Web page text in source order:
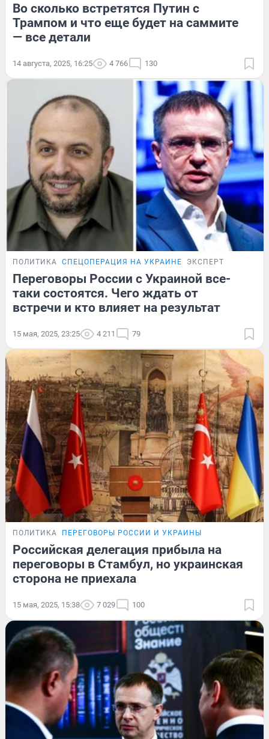
Во сколько встретятся Путин с
Трампом и что еще будет на саммите
— все детали
14 августа, 2025, 16:25 4 766 130
ПОЛИТИКА СПЕЦОПЕРАЦИЯ НА УКРАИНЕ ЭКСПЕРТ
Переговоры России с Украиной все-
таки состоятся. Чего ждать от
встречи и кто влияет на результат
15 мая, 2025, 23:25 4 211 79
ПОЛИТИКА ПЕРЕГОВОРЫ РОССИИ И УКРАИНЫ
Российская делегация прибыла на
переговоры в Стамбул, но украинская
сторона не приехала
15 мая, 2025, 15:38 7 029 100